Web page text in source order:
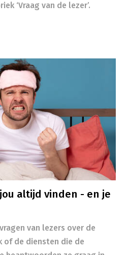
‘Vraag van de lezer’.
altijd vinden - en je
van lezers over de
of de diensten die de